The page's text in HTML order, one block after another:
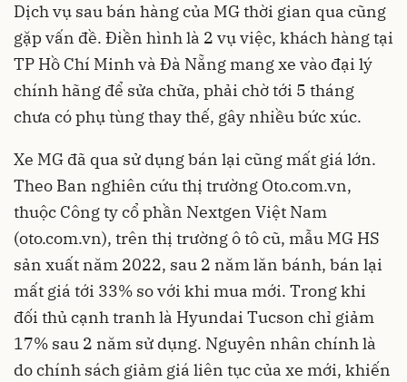
Dịch vụ sau bán hàng của MG thời gian qua cũng
gặp vấn đề. Điền hình là 2 vụ việc, khách hàng tại
TP Hồ Chí Minh và Đà Nẵng mang xe vào đại lý
chính hãng để sửa chữa, phải chờ tới 5 tháng
chưa có phụ tùng thay thế, gây nhiều bức xúc.
Xe MG đã qua sử dụng bán lại cũng mất giá lớn.
Theo Ban nghiên cứu thị trường Oto.com.vn,
thuộc Công ty cổ phần Nextgen Việt Nam
(oto.com.vn), trên thị trường ô tô cũ, mẫu MG HS
sản xuất năm 2022, sau 2 năm lăn bánh, bán lại
mất giá tới 33% so với khi mua mới. Trong khi
đối thủ cạnh tranh là Hyundai Tucson chỉ giảm
17% sau 2 năm sử dụng. Nguyên nhân chính là
do chính sách giảm giá liên tục của xe mới, khiến